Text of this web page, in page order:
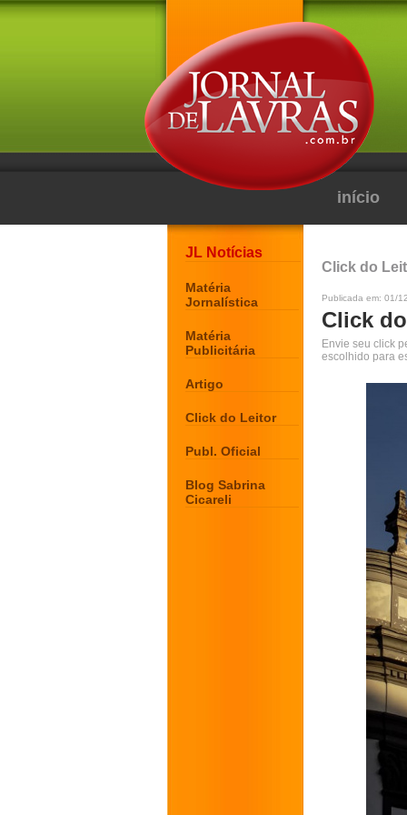
início
JL Notícias
Matéria
Jornalística
Matéria
Publicitária
Artigo
Click do Leitor
Publ. Oficial
Blog Sabrina
Cicareli
Click do
Publicada em: 01/
Click
Envie seu click
escolhido para